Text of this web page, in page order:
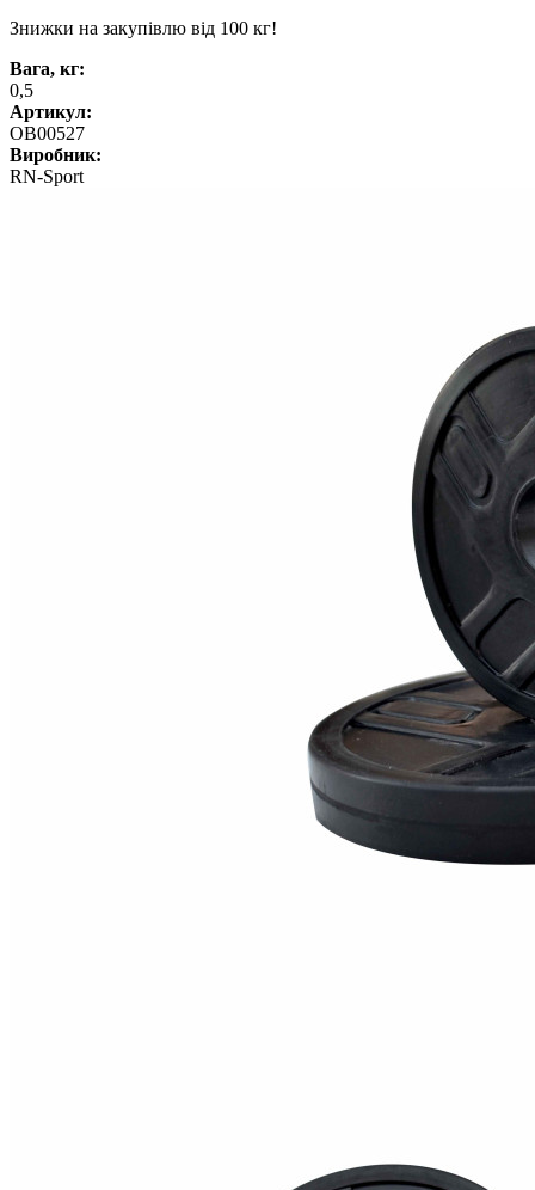
Знижки на закупівлю від 100 кг!
Вага, кг:
0,5
Артикул:
OB00527
Виробник:
RN-Sport